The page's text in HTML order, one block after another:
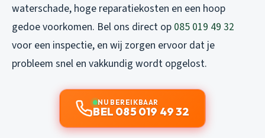
waterschade, hoge reparatiekosten en een hoop
gedoe voorkomen. Bel ons direct op 085 019 49 32
voor een inspectie, en wij zorgen ervoor dat je
probleem snel en vakkundig wordt opgelost.
NU BEREIKBAAR
BEL 085 019 49 32